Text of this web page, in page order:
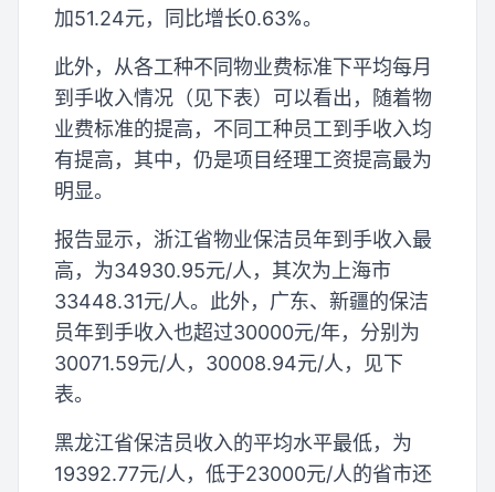
加51.24元，同比增长0.63%。
此外，从各工种不同物业费标准下平均每月
到手收入情况（见下表）可以看出，随着物
业费标准的提高，不同工种员工到手收入均
有提高，其中，仍是项目经理工资提高最为
明显。
报告显示，浙江省物业保洁员年到手收入最
高，为34930.95元/人，其次为上海市
33448.31元/人。此外，广东、新疆的保洁
员年到手收入也超过30000元/年，分别为
30071.59元/人，30008.94元/人，见下
表。
黑龙江省保洁员收入的平均水平最低，为
19392.77元/人，低于23000元/人的省市还